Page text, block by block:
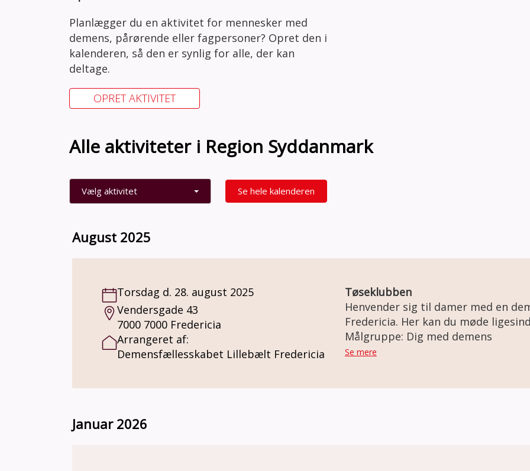
Planlægger du en aktivitet for mennesker med
demens, pårørende eller fagpersoner? Opret den i
kalenderen, så den er synlig for alle, der kan
deltage.
OPRET AKTIVITET
Alle aktiviteter i Region Syddanmark
Vælg aktivitet Se hele kalenderen
August 2025
Torsdag d. 28. august 2025
Vendersgade 43
7000 7000 Fredericia
Arrangeret af:
Demensfællesskabet Lillebælt Fredericia
Tøseklubben
Henvender sig til damer med en
Fredericia. Her kan du møde ligesindede og blive en del af et
fællesskab. Sammen planlægger vi, hvad der skal ske i
tøseklubben. Det kunne for eksempel være: spille spil, quizze,
Målgruppe: Dig med demens
Se mere
Januar 2026